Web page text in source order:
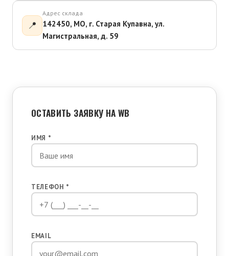
📍
Адрес склада
142450, МО, г. Старая Купавна, ул.
Магистральная, д. 59
ОСТАВИТЬ ЗАЯВКУ НА WB
ИМЯ *
ТЕЛЕФОН *
EMAIL